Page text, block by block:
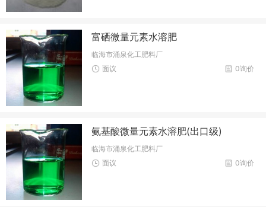
富硒微量元素水溶肥
临海市涌泉化工肥料厂
0询价
面议
氨基酸微量元素水溶肥(出口级)
临海市涌泉化工肥料厂
0询价
面议